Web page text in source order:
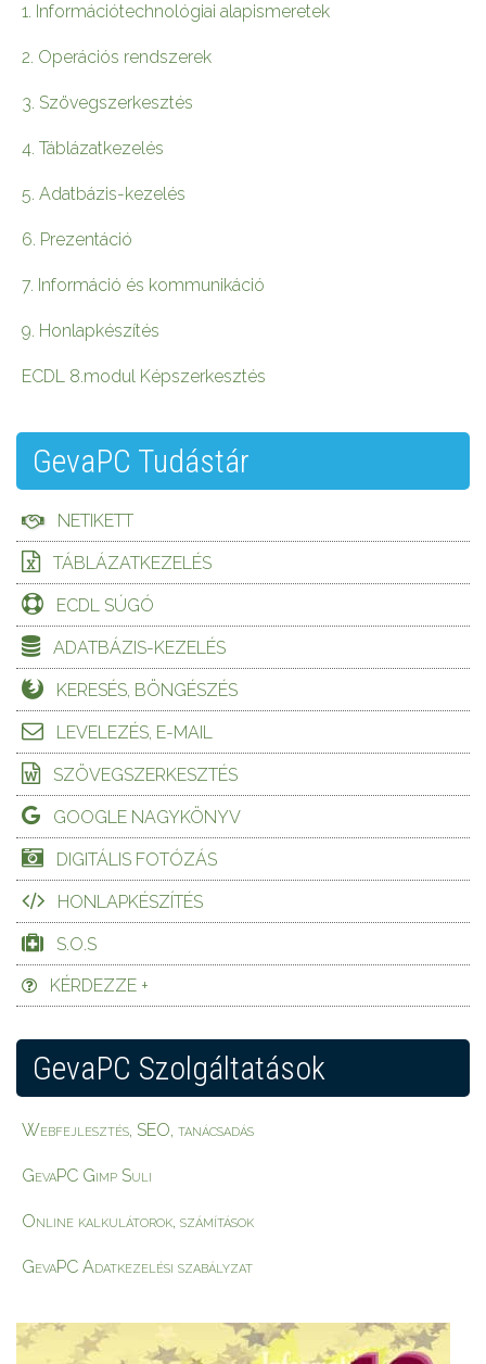
1. Információtechnológiai alapismeretek
2. Operációs rendszerek
3. Szövegszerkesztés
4. Táblázatkezelés
5. Adatbázis-kezelés
6. Prezentáció
7. Információ és kommunikáció
9. Honlapkészítés
ECDL 8.modul Képszerkesztés
GevaPC Tudástár
NETIKETT
TÁBLÁZATKEZELÉS
ECDL SÚGÓ
ADATBÁZIS-KEZELÉS
KERESÉS, BÖNGÉSZÉS
LEVELEZÉS, E-MAIL
SZÖVEGSZERKESZTÉS
GOOGLE NAGYKÖNYV
DIGITÁLIS FOTÓZÁS
HONLAPKÉSZÍTÉS
S.O.S
KÉRDEZZE +
GevaPC Szolgáltatások
Webfejlesztés, SEO, tanácsadás
GevaPC Gimp Suli
Online kalkulátorok, számítások
GevaPC Adatkezelési szabályzat